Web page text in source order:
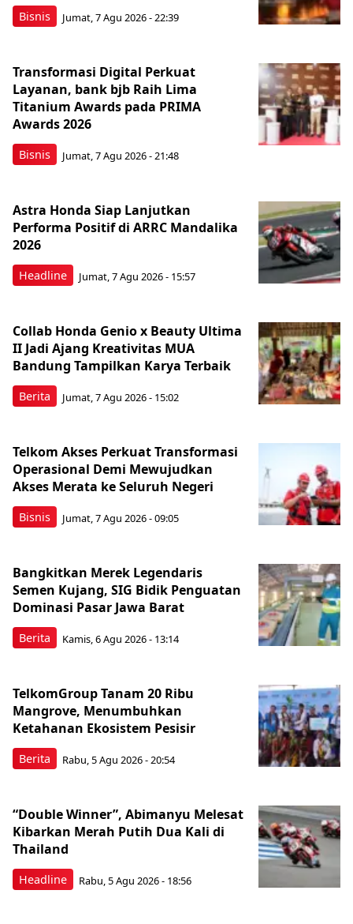
Bisnis Jumat, 7 Agu 2026 - 22:39
Bisnis
Transformasi Digital Perkuat
Layanan, bank bjb Raih Lima
Titanium Awards pada PRIMA
Awards 2026
Jumat, 7 Agu 2026 - 21:48
Headline
Astra Honda Siap Lanjutkan
Performa Positif di ARRC Mandalika
2026
Jumat, 7 Agu 2026 - 15:57
Berita
Collab Honda Genio x Beauty Ultima
II Jadi Ajang Kreativitas MUA
Bandung Tampilkan Karya Terbaik
Jumat, 7 Agu 2026 - 15:02
Bisnis
Telkom Akses Perkuat Transformasi
Operasional Demi Mewujudkan
Akses Merata ke Seluruh Negeri
Jumat, 7 Agu 2026 - 09:05
Berita
Bangkitkan Merek Legendaris
Semen Kujang, SIG Bidik Penguatan
Dominasi Pasar Jawa Barat
Kamis, 6 Agu 2026 - 13:14
Berita
TelkomGroup Tanam 20 Ribu
Mangrove, Menumbuhkan
Ketahanan Ekosistem Pesisir
Rabu, 5 Agu 2026 - 20:54
Headline
“Double Winner”, Abimanyu Melesat
Kibarkan Merah Putih Dua Kali di
Thailand
Rabu, 5 Agu 2026 - 18:56